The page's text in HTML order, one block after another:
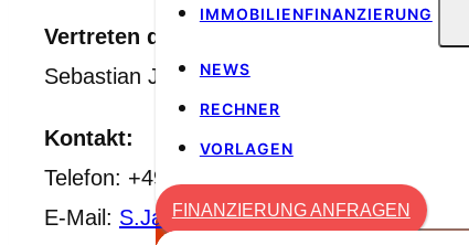
IMMOBILIENFINANZIERUNG
NEWS
RECHNER
VORLAGEN
FINANZIERUNG ANFRAGEN
Vertreten durch:
Sebastian Jacobitz
Kontakt:
Telefon: +49-1637301545
E-Mail: S.Jacobitz@web.de